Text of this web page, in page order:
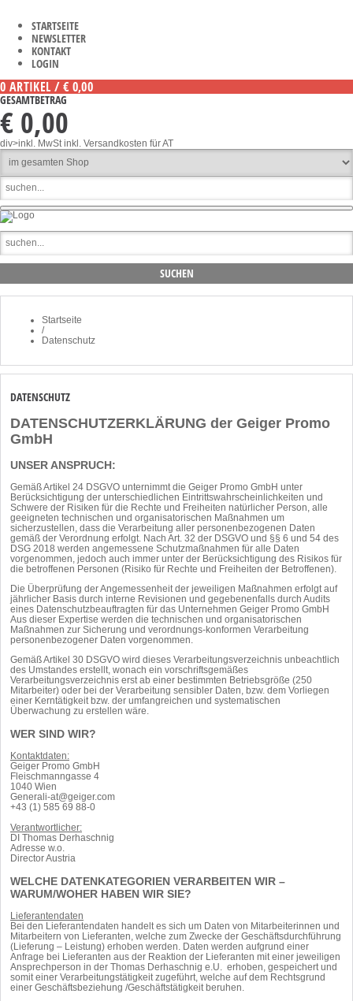
STARTSEITE
NEWSLETTER
KONTAKT
LOGIN
0 ARTIKEL / € 0,00
GESAMTBETRAG
€ 0,00
div>inkl. MwStinkl. Versandkosten für AT
Startseite
/
Datenschutz
DATENSCHUTZ
DATENSCHUTZERKLÄRUNG der Geiger Promo
GmbH
UNSER ANSPRUCH:
Gemäß Artikel 24 DSGVO unternimmt die Geiger Promo GmbH unter
Berücksichtigung der unterschiedlichen Eintrittswahrscheinlichkeiten und
Schwere der Risiken für die Rechte und Freiheiten natürlicher Person, alle
geeigneten technischen und organisatorischen Maßnahmen um
sicherzustellen, dass die Verarbeitung aller personenbezogenen Daten
gemäß der Verordnung erfolgt. Nach Art. 32 der DSGVO und §§ 6 und 54 des
DSG 2018 werden angemessene Schutzmaßnahmen für alle Daten
vorgenommen, jedoch auch immer unter der Berücksichtigung des Risikos für
die betroffenen Personen (Risiko für Rechte und Freiheiten der Betroffenen).
Die Überprüfung der Angemessenheit der jeweiligen Maßnahmen erfolgt auf
jährlicher Basis durch interne Revisionen und gegebenenfalls durch Audits
eines Datenschutzbeauftragten für das Unternehmen Geiger Promo GmbH
Aus dieser Expertise werden die technischen und organisatorischen
Maßnahmen zur Sicherung und verordnungs-konformen Verarbeitung
personenbezogener Daten vorgenommen.
Gemäß Artikel 30 DSGVO wird dieses Verarbeitungsverzeichnis unbeachtlich
des Umstandes erstellt, wonach ein vorschriftsgemäßes
Verarbeitungsverzeichnis erst ab einer bestimmten Betriebsgröße (250
Mitarbeiter) oder bei der Verarbeitung sensibler Daten, bzw. dem Vorliegen
einer Kerntätigkeit bzw. der umfangreichen und systematischen
Überwachung zu erstellen wäre.
WER SIND WIR?
Kontaktdaten:
Geiger Promo GmbH
Fleischmanngasse 4
1040 Wien
Generali-at@geiger.com
+43 (1) 585 69 88-0
Verantwortlicher:
DI Thomas Derhaschnig
Adresse w.o.
Director Austria
WELCHE DATENKATEGORIEN VERARBEITEN WIR –
WARUM/WOHER HABEN WIR SIE?
Lieferantendaten
Bei den Lieferantendaten handelt es sich um Daten von Mitarbeiterinnen und
Mitarbeitern von Lieferanten, welche zum Zwecke der Geschäftsdurchführung
(Lieferung – Leistung) erhoben werden. Daten werden aufgrund einer
Anfrage bei Lieferanten aus der Reaktion der Lieferanten mit einer jeweiligen
Ansprechperson in der Thomas Derhaschnig e.U. erhoben, gespeichert und
somit einer Verarbeitungstätigkeit zugeführt, welche auf dem Rechtsgrund
einer Geschäftsbeziehung /Geschäftstätigkeit beruhen.